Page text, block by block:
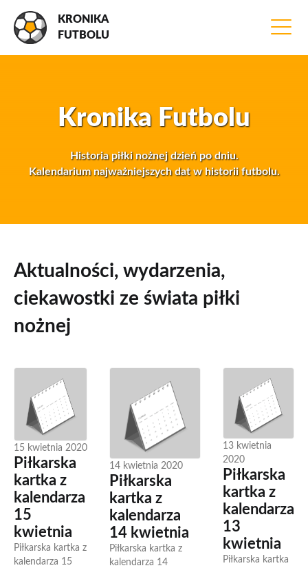
KRONIKA
FUTBOLU
Kronika Futbolu
Historia piłki nożnej dzień po dniu.
Kalendarium najważniejszych dat w historii futbolu.
Aktualności, wydarzenia,
ciekawostki ze świata piłki
nożnej
15 kwietnia 2020
Piłkarska
kartka z
kalendarza
15
kwietnia
Piłkarska kartka z
kalendarza 15
14 kwietnia 2020
Piłkarska
kartka z
kalendarza
14 kwietnia
Piłkarska kartka z
kalendarza 14
13 kwietnia
2020
Piłkarska
kartka z
kalendarza
13
kwietnia
Piłkarska kartka